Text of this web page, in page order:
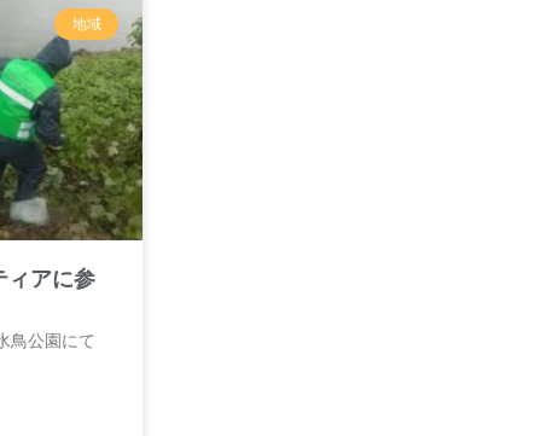
地域
ィアに参
鳥公園にて